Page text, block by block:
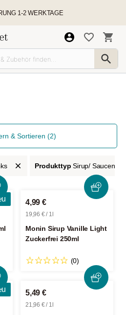
1-2 WERKTAGE
& Sortieren (2)
ProdukttypSirup/ Saucen
4,99 €
19,96 € / 1l
Monin Sirup Vanille Light
Zuckerfrei 250ml
(0)
5,49 €
21,96 € / 1l